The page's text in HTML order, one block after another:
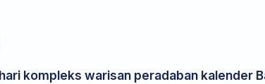
kompleks warisan peradaban kalender